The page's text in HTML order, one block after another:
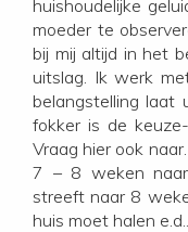
huishoudelijke
moeder te
bij mij altijd in het
uitslag. Ik werk
belangstelling laat
fokker is de
Vraag hier ook
7 – 8 weken naar
streeft naar 8
huis moet halen e.d..